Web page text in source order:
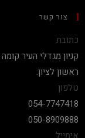
צור קשר
כתובת
ראשון לציון.
טלפון
054-7747418
050-8909888